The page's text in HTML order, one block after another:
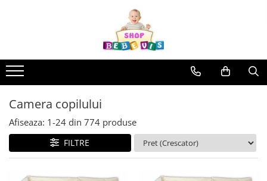
Carucioare copii
Carucioare copii sport
Carucioare copii 2in1
Carucioare copii 3in1
Carucioare gemeni
Accesorii carucioare copii
Camera copilului
Afiseaza: 1-24 din 774 produse
FILTRE